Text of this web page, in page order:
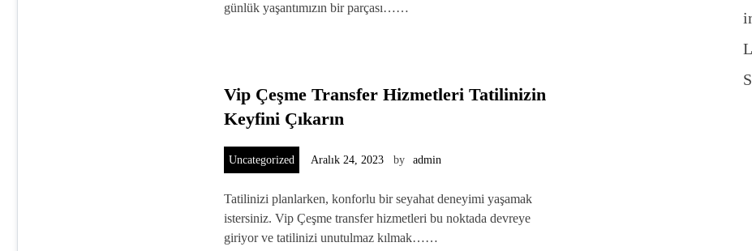
günlük yaşantımızın bir parçası……
Vip Çeşme Transfer Hizmetleri Tatilinizin
Keyfini Çıkarın
Uncategorized Aralık 24, 2023 by admin
Tatilinizi planlarken, konforlu bir seyahat deneyimi yaşamak
istersiniz. Vip Çeşme transfer hizmetleri bu noktada devreye
giriyor ve tatilinizi unutulmaz kılmak……